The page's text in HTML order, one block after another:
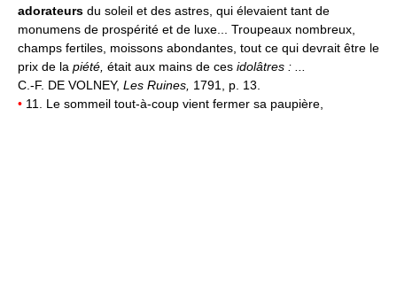
adorateurs du soleil et des astres, qui élevaient tant de
monumens de prospérité et de luxe... Troupeaux nombreux,
champs fertiles, moissons abondantes, tout ce qui devrait être le
prix de la piété, était aux mains de ces idolâtres : ...
C.-F. DE VOLNEY, Les Ruines, 1791, p. 13.
• 11. Le sommeil tout-à-coup vient fermer sa paupière,